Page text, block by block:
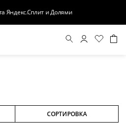
Яндекс.Сплит и Долями
СОРТИРОВКА